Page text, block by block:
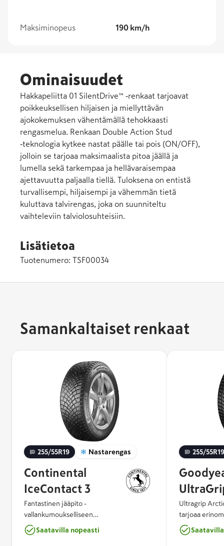
Maksiminopeus 190 km/h
Ominaisuudet
Hakkapeliitta 01 SilentDrive™ ‑renkaat tarjoavat
poikkeuksellisen hiljaisen ja miellyttävän
ajokokemuksen vähentämällä tehokkaasti
rengasmelua. Renkaan Double Action Stud
‑teknologia kytkee nastat päälle tai pois (ON/OFF),
jolloin se tarjoaa maksimaalista pitoa jäällä ja
lumella sekä tarkempaa ja hellävaraisempaa
ajettavuutta paljaalla tiellä. Tuloksena on entistä
turvallisempi, hiljaisempi ja vähemmän tietä
kuluttava talvirengas, joka on suunniteltu
vaihteleviin talviolosuhteisiin.
Lisätietoa
Tuotenumero: TSF00034
Samankaltaiset renkaat
255/55R19 Nastarengas
Continental
IceContact 3
Fantastinen jääpito -
vallankumoukselliseen
talviajokokemukseen IceContact™ 3:n
ainutlaatuinen nastakonsepti tuo uuden
Saatavilla nopeasti
255/55R19
Ultragrip
tarjoaa
Arctic Eagle